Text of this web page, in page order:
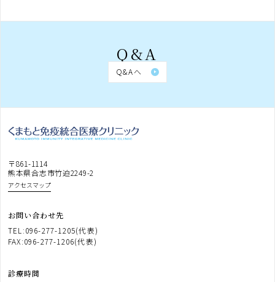
Q&A
Q&Aへ
〒861-1114
熊本県合志市竹迫2249-2
アクセスマップ
お問い合わせ先
TEL:096-277-1205(代表)
FAX:096-277-1206(代表)
診療時間